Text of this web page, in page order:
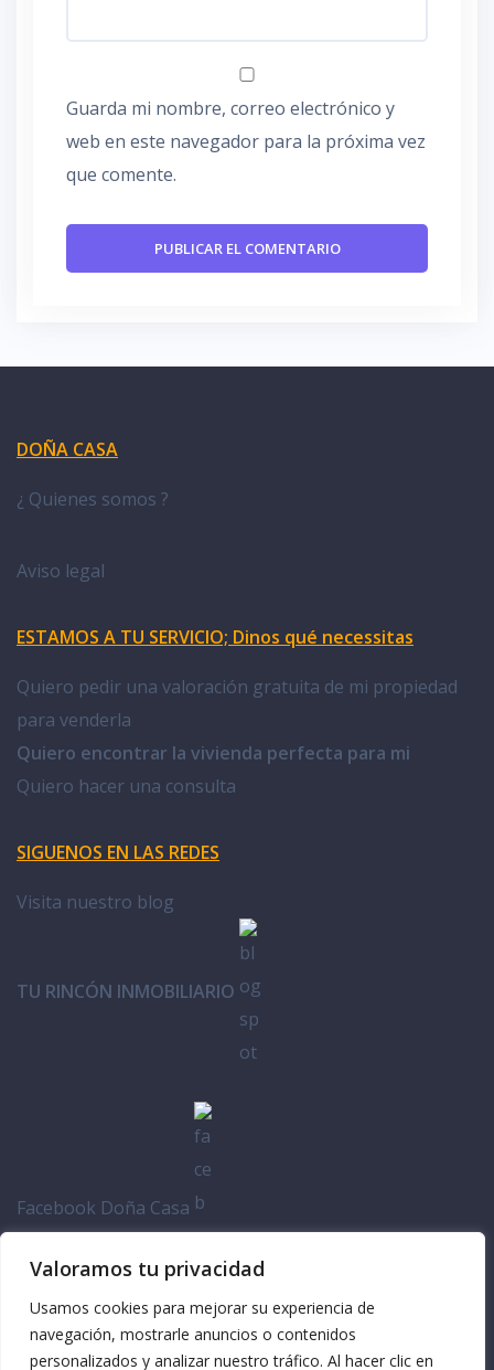
Valoramos tu privacidad
Usamos cookies para mejorar su experiencia de
navegación, mostrarle anuncios o contenidos
personalizados y analizar nuestro tráfico. Al hacer clic en
Guarda mi nombre, correo electrónico y
web en este navegador para la próxima vez
que comente.
DOÑA CASA
¿ Quienes somos ?
Aviso legal
ESTAMOS A TU SERVICIO; Dinos qué necessitas
Quiero pedir una valoración gratuita de mi propiedad
para venderla
Quiero encontrar la vivienda perfecta para mi
Quiero hacer una consulta
SIGUENOS EN LAS REDES
Visita nuestro blog
TU RINCÓN INMOBILIARIO
Facebook Doña Casa